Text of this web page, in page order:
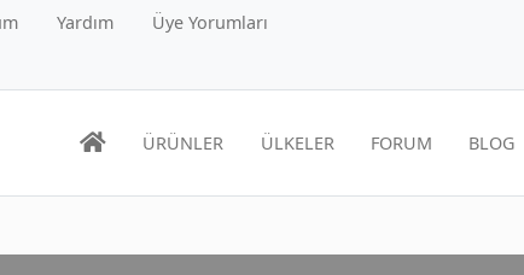
Yardım
Üye Yorumları
ÜRÜNLER ÜLKELER FORUM BLOG